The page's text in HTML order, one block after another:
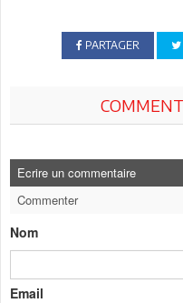
PARTAGER
Ecrire un commentaire
Commenter
Nom
Email